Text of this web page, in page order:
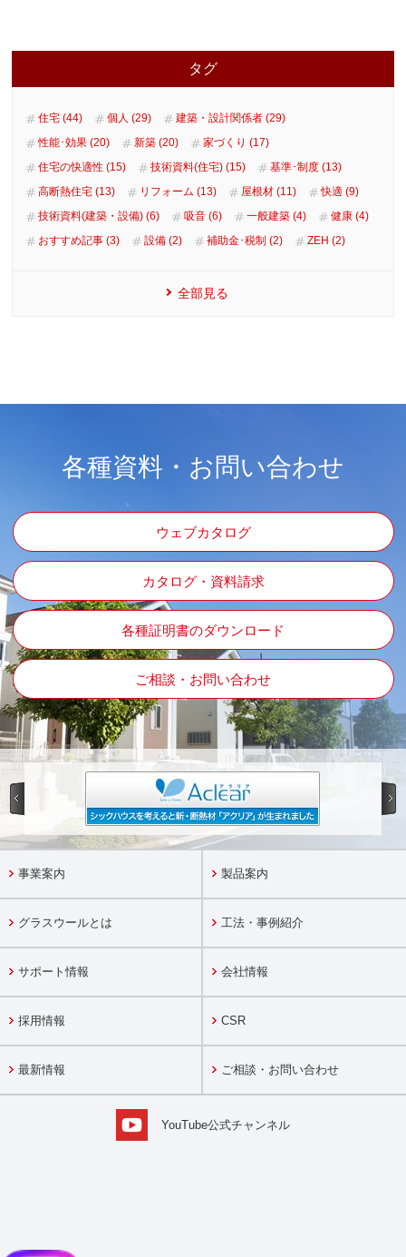
タグ
住宅 (44) 個人 (29)
建築・設計関係者 (29)
性能･効果 (20)
新築 (20)
家づくり (17)
住宅の快適性 (15)
技術資料(住宅) (15)
基準･制度 (13)
高断熱住宅 (13)
リフォーム (13) 屋根材 (11)
快適 (9)
技術資料(建築・設備) (6)
吸音 (6) 一般建築 (4)
健康 (4)
おすすめ記事 (3)
設備 (2) 補助金･税制 (2) ZEH (2)
全部見る
各種資料・お問い合わせ
ウェブカタログ
カタログ・資料請求
各種証明書のダウンロード
ご相談・お問い合わせ
事業案内 製品案内
グラスウールとは 工法・事例紹介
サポート情報 会社情報
採用情報 CSR
最新情報 ご相談・お問い合わせ
YouTube公式チャンネル